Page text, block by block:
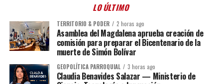
LO ÚLTIMO
TERRITORIO & PODER 2 horas ago
Asamblea del Magdalena aprueba creación de
comisión para preparar el Bicentenario de la
muerte de Simón Bolívar
GEOPOLÍTICA PARROQUIAL 3 horas ago
Claudia Benavides Salazar — Ministerio de